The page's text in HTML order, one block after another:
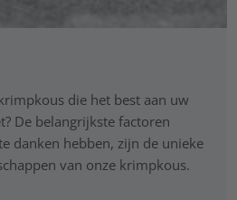
die het best aan uw
De belangrijkste factoren
danken hebben, zijn de unieke
van onze krimpkous.